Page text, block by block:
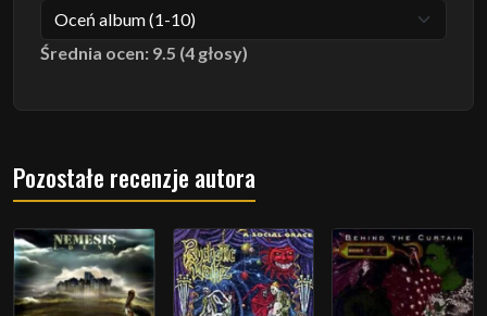
Średnia ocen: 9.5 (4 głosy)
Pozostałe recenzje autora